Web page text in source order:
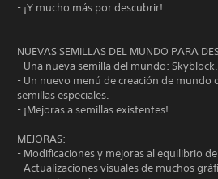
- ¡Y mucho más por descubrir!
NUEVAS SEMILLAS DEL MUNDO PARA
- Una nueva semilla del mundo: Skyblock.
- Un nuevo menú de creación de mundo
semillas especiales.
- ¡Mejoras a semillas existentes!
MEJORAS:
- Modificaciones y mejoras al equilibrio
- Actualizaciones visuales de muchos